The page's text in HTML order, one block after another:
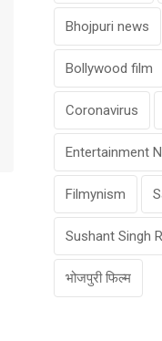
Bhojpuri news
Bollywood film
Coronavirus
Entertainment
Filmynism
Sushant Singh
भोजपुरी फिल्म